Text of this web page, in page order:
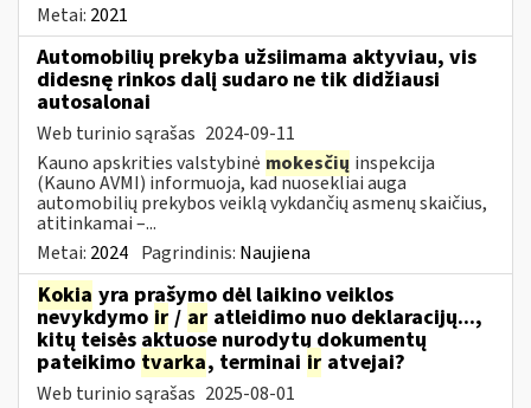
Metai: 2021
Automobilių prekyba užsiimama aktyviau, vis
didesnę rinkos dalį sudaro ne tik didžiausi
autosalonai
Web turinio sąrašas 2024-09-11
Kauno apskrities valstybinė mokesčių inspekcija
(Kauno AVMI) informuoja, kad nuosekliai auga
automobilių prekybos veiklą vykdančių asmenų skaičius,
atitinkamai –...
Metai: 2024 Pagrindinis: Naujiena
Kokia yra prašymo dėl laikino veiklos
nevykdymo ir / ar atleidimo nuo deklaracijų...,
kitų teisės aktuose nurodytų dokumentų
pateikimo tvarka, terminai ir atvejai?
Web turinio sąrašas 2025-08-01